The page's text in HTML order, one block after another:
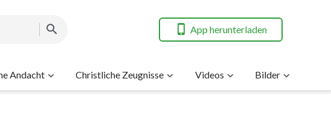
App herunterladen
Andacht Christliche Zeugnisse Videos Bilder